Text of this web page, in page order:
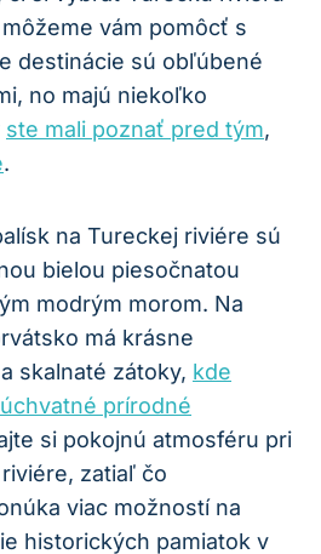
vám pomôcť s
destinácie sú obľúbené
no majú niekoľko
ste mali poznať pred tým,
.
na Tureckej riviére sú
bielou piesočnatou
modrým morom. Na
má krásne
skalnaté zátoky, kde
prírodné
si pokojnú atmosféru pri
zatiaľ čo
viac možností na
historických pamiatok v